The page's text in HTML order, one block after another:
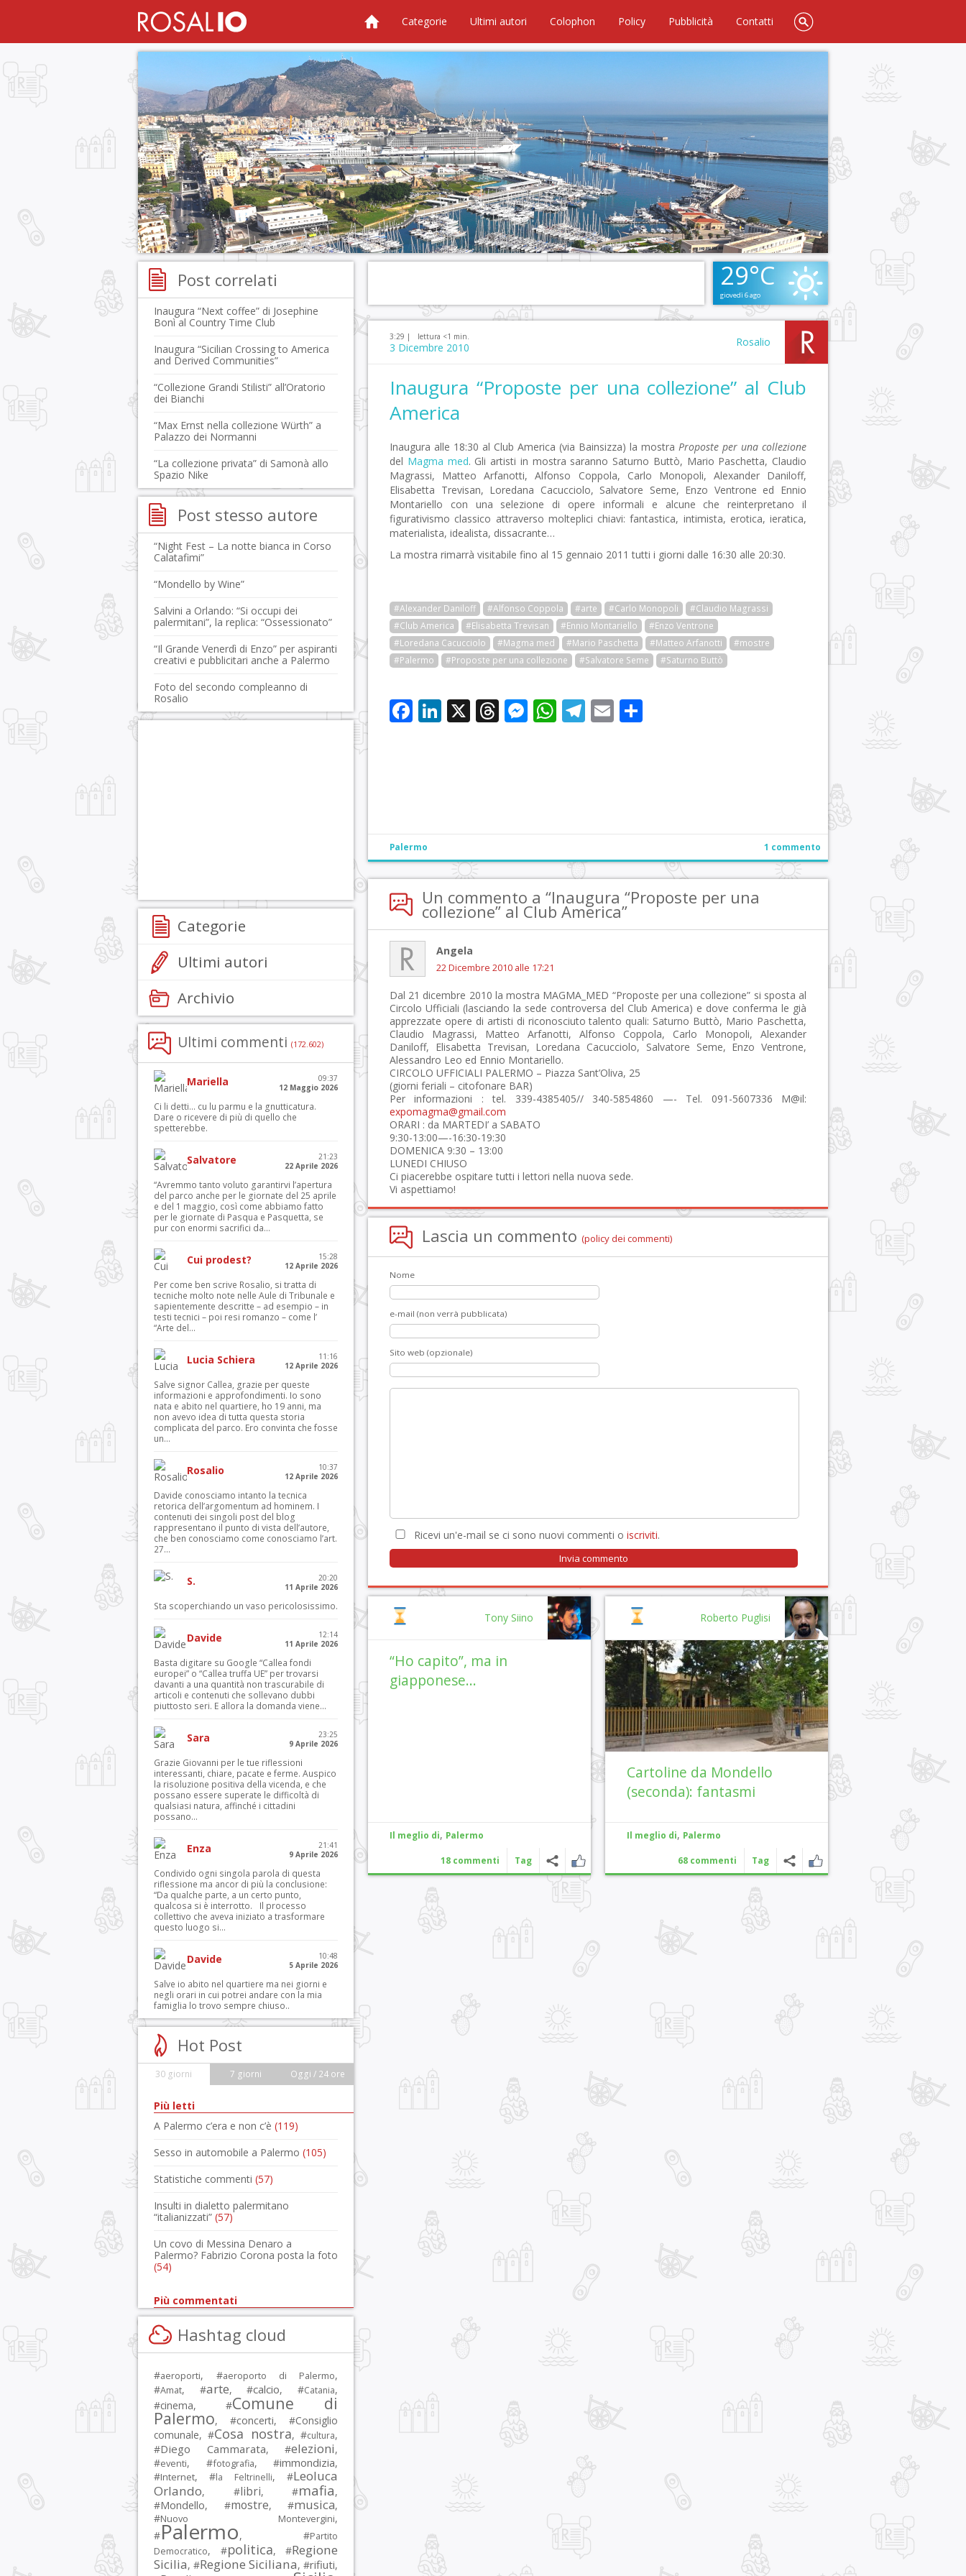
Categorie Ultimi autori Colophon Policy Pubblicità Contatti
29°C
giovedì 6 ago
3:29 | lettura <1 min.
3 Dicembre 2010 Rosalio
Inaugura “Proposte per una collezione” al Club
America
Inaugura alle 18:30 al Club America (via Bainsizza) la mostra Proposte per una collezione
del Magma med. Gli artisti in mostra saranno Saturno Buttò, Mario Paschetta, Claudio
Magrassi, Matteo Arfanotti, Alfonso Coppola, Carlo Monopoli, Alexander Daniloff,
Elisabetta Trevisan, Loredana Cacucciolo, Salvatore Seme, Enzo Ventrone ed Ennio
Montariello con una selezione di opere informali e alcune che reinterpretano il
figurativismo classico attraverso molteplici chiavi: fantastica, intimista, erotica, ieratica,
materialista, idealista, dissacrante…
La mostra rimarrà visitabile fino al 15 gennaio 2011 tutti i giorni dalle 16:30 alle 20:30.
#Alexander Daniloff #Alfonso Coppola #arte #Carlo Monopoli
#Claudio Magrassi
#Club America
#Elisabetta Trevisan #Ennio Montariello
#Enzo Ventrone
#Loredana Cacucciolo
#Magma med #Mario Paschetta #Matteo Arfanotti
#mostre
#Palermo
#Proposte per una collezione #Salvatore Seme #Saturno Buttò
Facebook
LinkedIn
X Threads
Messenger
WhatsApp
Telegram
Email
Palermo 1 commento
Un commento a “Inaugura “Proposte per una
collezione” al Club America”
Angela
22 Dicembre 2010 alle 17:21
Dal 21 dicembre 2010 la mostra MAGMA_MED “Proposte per una collezione” si sposta al
Circolo Ufficiali (lasciando la sede controversa del Club America) e dove conferma le già
apprezzate opere di artisti di riconosciuto talento quali: Saturno Buttò, Mario Paschetta,
Claudio Magrassi, Matteo Arfanotti, Alfonso Coppola, Carlo Monopoli, Alexander
Daniloff, Elisabetta Trevisan, Loredana Cacucciolo, Salvatore Seme, Enzo Ventrone,
Alessandro Leo ed Ennio Montariello.
CIRCOLO UFFICIALI PALERMO – Piazza Sant’Oliva, 25
(giorni feriali – citofonare BAR)
Per informazioni : tel. 339-4385405// 340-5854860 —- Tel. 091-5607336 M@il:
expomagma@gmail.com
ORARI : da MARTEDI’ a SABATO
9:30-13:00—-16:30-19:30
DOMENICA 9:30 – 13:00
LUNEDI CHIUSO
Ci piacerebbe ospitare tutti i lettori nella nuova sede.
Vi aspettiamo!
Lascia un commento (policy dei commenti)
Nome
e-mail (non verrà pubblicata)
Sito web (opzionale)
Ricevi un'e-mail se ci sono nuovi commenti o iscriviti.
Roberto Puglisi
Cartoline da Mondello
(seconda): fantasmi
Il meglio di, Palermo
68 commenti Tag
Tony Siino
“Ho capito”, ma in
giapponese…
Il meglio di, Palermo
18 commenti Tag
Post correlati
Inaugura “Next coffee” di Josephine
Bonì al Country Time Club
Inaugura “Sicilian Crossing to America
and Derived Communities”
“Collezione Grandi Stilisti” all’Oratorio
dei Bianchi
“Max Ernst nella collezione Würth” a
Palazzo dei Normanni
“La collezione privata” di Samonà allo
Spazio Nike
Post stesso autore
“Night Fest – La notte bianca in Corso
Calatafimi”
“Mondello by Wine”
Salvini a Orlando: “Si occupi dei
palermitani”, la replica: “Ossessionato”
“Il Grande Venerdì di Enzo” per aspiranti
creativi e pubblicitari anche a Palermo
Foto del secondo compleanno di
Rosalio
Categorie
Ultimi autori
Archivio
Ultimi commenti (172.602)
Mariella
09:37
12 Maggio 2026
Ci li detti… cu lu parmu e la gnutticatura.
Dare o ricevere di più di quello che
spetterebbe.
Salvatore
21:23
22 Aprile 2026
“Avremmo tanto voluto garantirvi l’apertura
del parco anche per le giornate del 25 aprile
e del 1 maggio, così come abbiamo fatto
per le giornate di Pasqua e Pasquetta, se
pur con enormi sacrifici da...
Cui prodest?
15:28
12 Aprile 2026
Per come ben scrive Rosalio, si tratta di
tecniche molto note nelle Aule di Tribunale e
sapientemente descritte – ad esempio – in
testi tecnici – poi resi romanzo – come l’
“Arte del...
Lucia Schiera
11:16
12 Aprile 2026
Salve signor Callea, grazie per queste
informazioni e approfondimenti. Io sono
nata e abito nel quartiere, ho 19 anni, ma
non avevo idea di tutta questa storia
complicata del parco. Ero convinta che fosse
un...
Rosalio
10:37
12 Aprile 2026
Davide conosciamo intanto la tecnica
retorica dell’argomentum ad hominem. I
contenuti dei singoli post del blog
rappresentano il punto di vista dell’autore,
che ben conosciamo come conosciamo l’art.
27...
S.
20:20
11 Aprile 2026
Sta scoperchiando un vaso pericolosissimo.
Davide
12:14
11 Aprile 2026
Basta digitare su Google “Callea fondi
europei” o “Callea truffa UE” per trovarsi
davanti a una quantità non trascurabile di
articoli e contenuti che sollevano dubbi
piuttosto seri. E allora la domanda viene...
Sara
23:25
9 Aprile 2026
Grazie Giovanni per le tue riflessioni
interessanti, chiare, pacate e ferme. Auspico
la risoluzione positiva della vicenda, e che
possano essere superate le difficoltà di
qualsiasi natura, affinché i cittadini
possano...
Enza
21:41
9 Aprile 2026
Condivido ogni singola parola di questa
riflessione ma ancor di più la conclusione:
“Da qualche parte, a un certo punto,
qualcosa si è interrotto. Il processo
collettivo che aveva iniziato a trasformare
questo luogo si...
Davide
10:48
5 Aprile 2026
Salve io abito nel quartiere ma nei giorni e
negli orari in cui potrei andare con la mia
famiglia lo trovo sempre chiuso..
Hot Post
30 giorni 7 giorni Oggi / 24 ore
Più letti
A Palermo c’era e non c’è (119)
Sesso in automobile a Palermo (105)
Statistiche commenti (57)
Insulti in dialetto palermitano
“italianizzati” (57)
Un covo di Messina Denaro a
Palermo? Fabrizio Corona posta la foto
(54)
Più commentati
Hashtag cloud
#aeroporti, #aeroporto di Palermo,
#Amat, #arte, #calcio, #Catania,
#cinema, #Comune di
Palermo, #concerti, #Consiglio
comunale, #Cosa nostra, #cultura,
#Diego Cammarata, #elezioni,
#eventi, #fotografia, #immondizia,
#Internet, #la Feltrinelli, #Leoluca
Orlando, #libri, #mafia,
#Mondello, #mostre, #musica,
#Nuovo Montevergini,
#Palermo, #Partito
Democratico, #politica, #Regione
Sicilia, #Regione Siciliana, #rifiuti,